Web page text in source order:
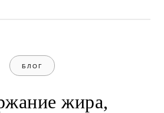
БЛОГ
жира,